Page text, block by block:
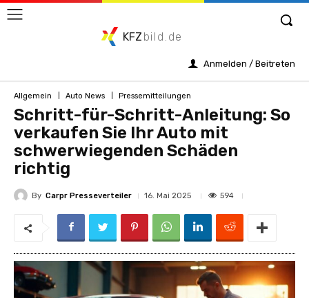
KFZ bild.de
Anmelden / Beitreten
Allgemein Auto News Pressemitteilungen
Schritt-für-Schritt-Anleitung: So
verkaufen Sie Ihr Auto mit
schwerwiegenden Schäden
richtig
By Carpr Presseverteiler 16. Mai 2025 594